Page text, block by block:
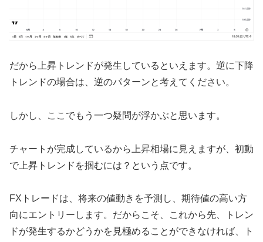
だから上昇トレンドが発生しているといえます。逆に下降
トレンドの場合は、逆のパターンと考えてください。
しかし、ここでもう一つ疑問が浮かぶと思います。
チャートが完成しているから上昇相場に見えますが、初動
で上昇トレンドを掴むには？という点です。
FXトレードは、将来の値動きを予測し、期待値の高い方
向にエントリーします。だからこそ、これから先、トレン
ドが発生するかどうかを見極めることができなければ、ト